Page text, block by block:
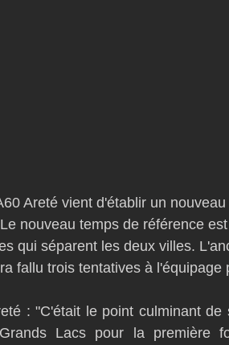
Areté vient d'établir un
nouveau temps de référence
qui séparent les deux villes.
fallu trois tentatives à l'équipage
: "C'était le point culminant
Lacs pour la première